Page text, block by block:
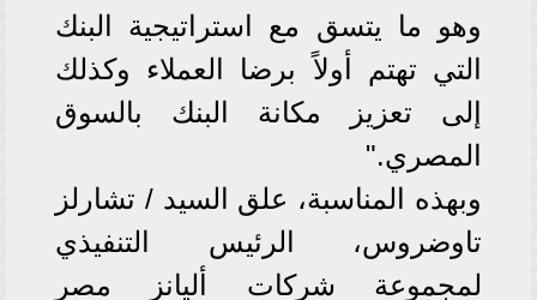
وهو ما يتسق مع استراتيجية البنك
التي تهتم أولاً برضا العملاء وكذلك
إلى تعزيز مكانة البنك بالسوق
المصري."
وبهذه المناسبة، علق السيد / تشارلز
تاوضروس، الرئيس التنفيذي
لمجموعة شركات أليانز مصر